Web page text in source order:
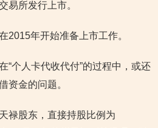
易所发行上市。
2015年开始准备上市工作。
“个人卡代收代付”的过程中，或还
资金的问题。
禄股东，直接持股比例为